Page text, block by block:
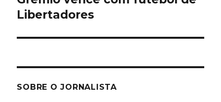
post:
Libertadores
SOBRE O JORNALISTA